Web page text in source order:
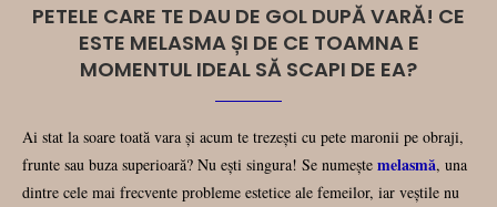
PETELE CARE TE DAU DE GOL DUPĂ VARĂ! CE
ESTE MELASMA ȘI DE CE TOAMNA E
MOMENTUL IDEAL SĂ SCAPI DE EA?
Ai stat la soare toată vara și acum te trezești cu pete maronii pe obraji,
frunte sau buza superioară? Nu ești singura! Se numește melasmă, una
dintre cele mai frecvente probleme estetice ale femeilor, iar veștile nu